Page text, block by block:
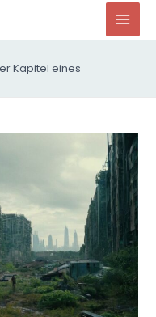
Kapitel eines